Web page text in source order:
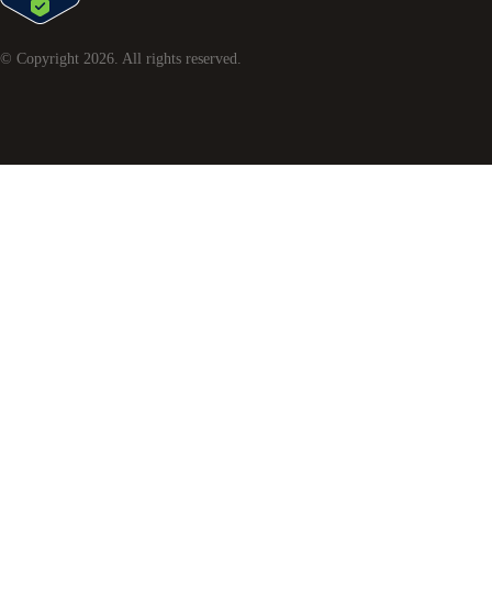
© Copyright 2026 . All rights reserved.